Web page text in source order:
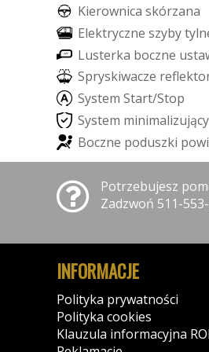
Kierownica skórzana
Elektryczne szybytyln
Lusterka boczne usta
Spryskiwacze refekto
System Start/Stop
System minimalizujący
Boczne poduszki powi
Potrzebujesz
Zadzwoń 511-
INFORMACJE
Polityka prywatności
Polityka cookies
Klauzula informacyjna